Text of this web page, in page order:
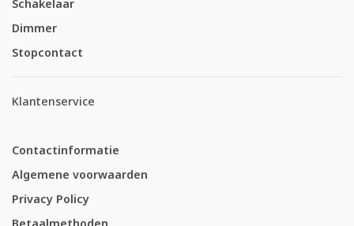
Schakelaar
Dimmer
Stopcontact
Klantenservice
Contactinformatie
Algemene voorwaarden
Privacy Policy